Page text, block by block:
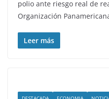
polio ante riesgo real de
Organización
Leer más